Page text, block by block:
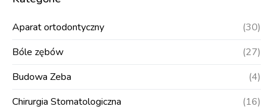
Aparat ortodontyczny
(30)
Bóle zębów
(27)
Budowa Zeba
(4)
Chirurgia Stomatologiczna
(16)